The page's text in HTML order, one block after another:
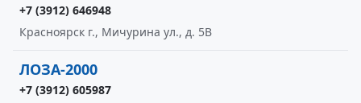
+7 (3912) 646948
Красноярск г., Мичурина ул., д. 5В
ЛОЗА-2000
+7 (3912) 605987